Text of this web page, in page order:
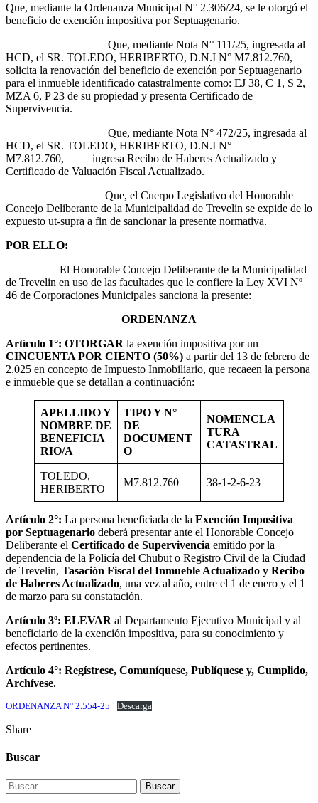
Que, mediante la Ordenanza Municipal N° 2.306/24, se le otorgó el
beneficio de exención impositiva por Septuagenario.
Que, mediante Nota N° 111/25, ingresada al
HCD, el SR. TOLEDO, HERIBERTO, D.N.I N° M7.812.760,
solicita la renovación del beneficio de exención por Septuagenario
para el inmueble identificado catastralmente como: EJ 38, C 1, S 2,
MZA 6, P 23 de su propiedad y presenta Certificado de
Supervivencia.
Que, mediante Nota N° 472/25, ingresada al
HCD, el SR. TOLEDO, HERIBERTO, D.N.I N°
M7.812.760, ingresa Recibo de Haberes Actualizado y
Certificado de Valuación Fiscal Actualizado.
Que, el Cuerpo Legislativo del Honorable
Concejo Deliberante de la Municipalidad de Trevelin se expide de lo
expuesto ut-supra a fin de sancionar la presente normativa.
POR ELLO:
El Honorable Concejo Deliberante de la Municipalidad
de Trevelin en uso de las facultades que le confiere la Ley XVI Nº
46 de Corporaciones Municipales sanciona la presente:
ORDENANZA
Artículo 1°: OTORGAR la exención impositiva por un
CINCUENTA POR CIENTO (50%) a partir del 13 de febrero de
2.025 en concepto de Impuesto Inmobiliario, que recaeen la persona
e inmueble que se detallan a continuación:
APELLIDO Y
NOMBRE DE
BENEFICIA
RIO/A
TIPO Y N°
DE
DOCUMENT
O
NOMENCLA
TURA
CATASTRAL
TOLEDO,
HERIBERTO
M7.812.760 38-1-2-6-23
Artículo 2°: La persona beneficiada de la Exención Impositiva
por Septuagenario deberá presentar ante el Honorable Concejo
Deliberante el Certificado de Supervivencia emitido por la
dependencia de la Policía del Chubut o Registro Civil de la Ciudad
de Trevelin, Tasación Fiscal del Inmueble Actualizado y Recibo
de Haberes Actualizado, una vez al año, entre el 1 de enero y el 1
de marzo para su constatación.
Artículo 3º: ELEVAR al Departamento Ejecutivo Municipal y al
beneficiario de la exención impositiva, para su conocimiento y
efectos pertinentes.
Artículo 4°: Regístrese, Comuníquese, Publíquese y, Cumplido,
Archívese.
ORDENANZA N° 2.554-25 Descarga
Share
Buscar
Buscar: